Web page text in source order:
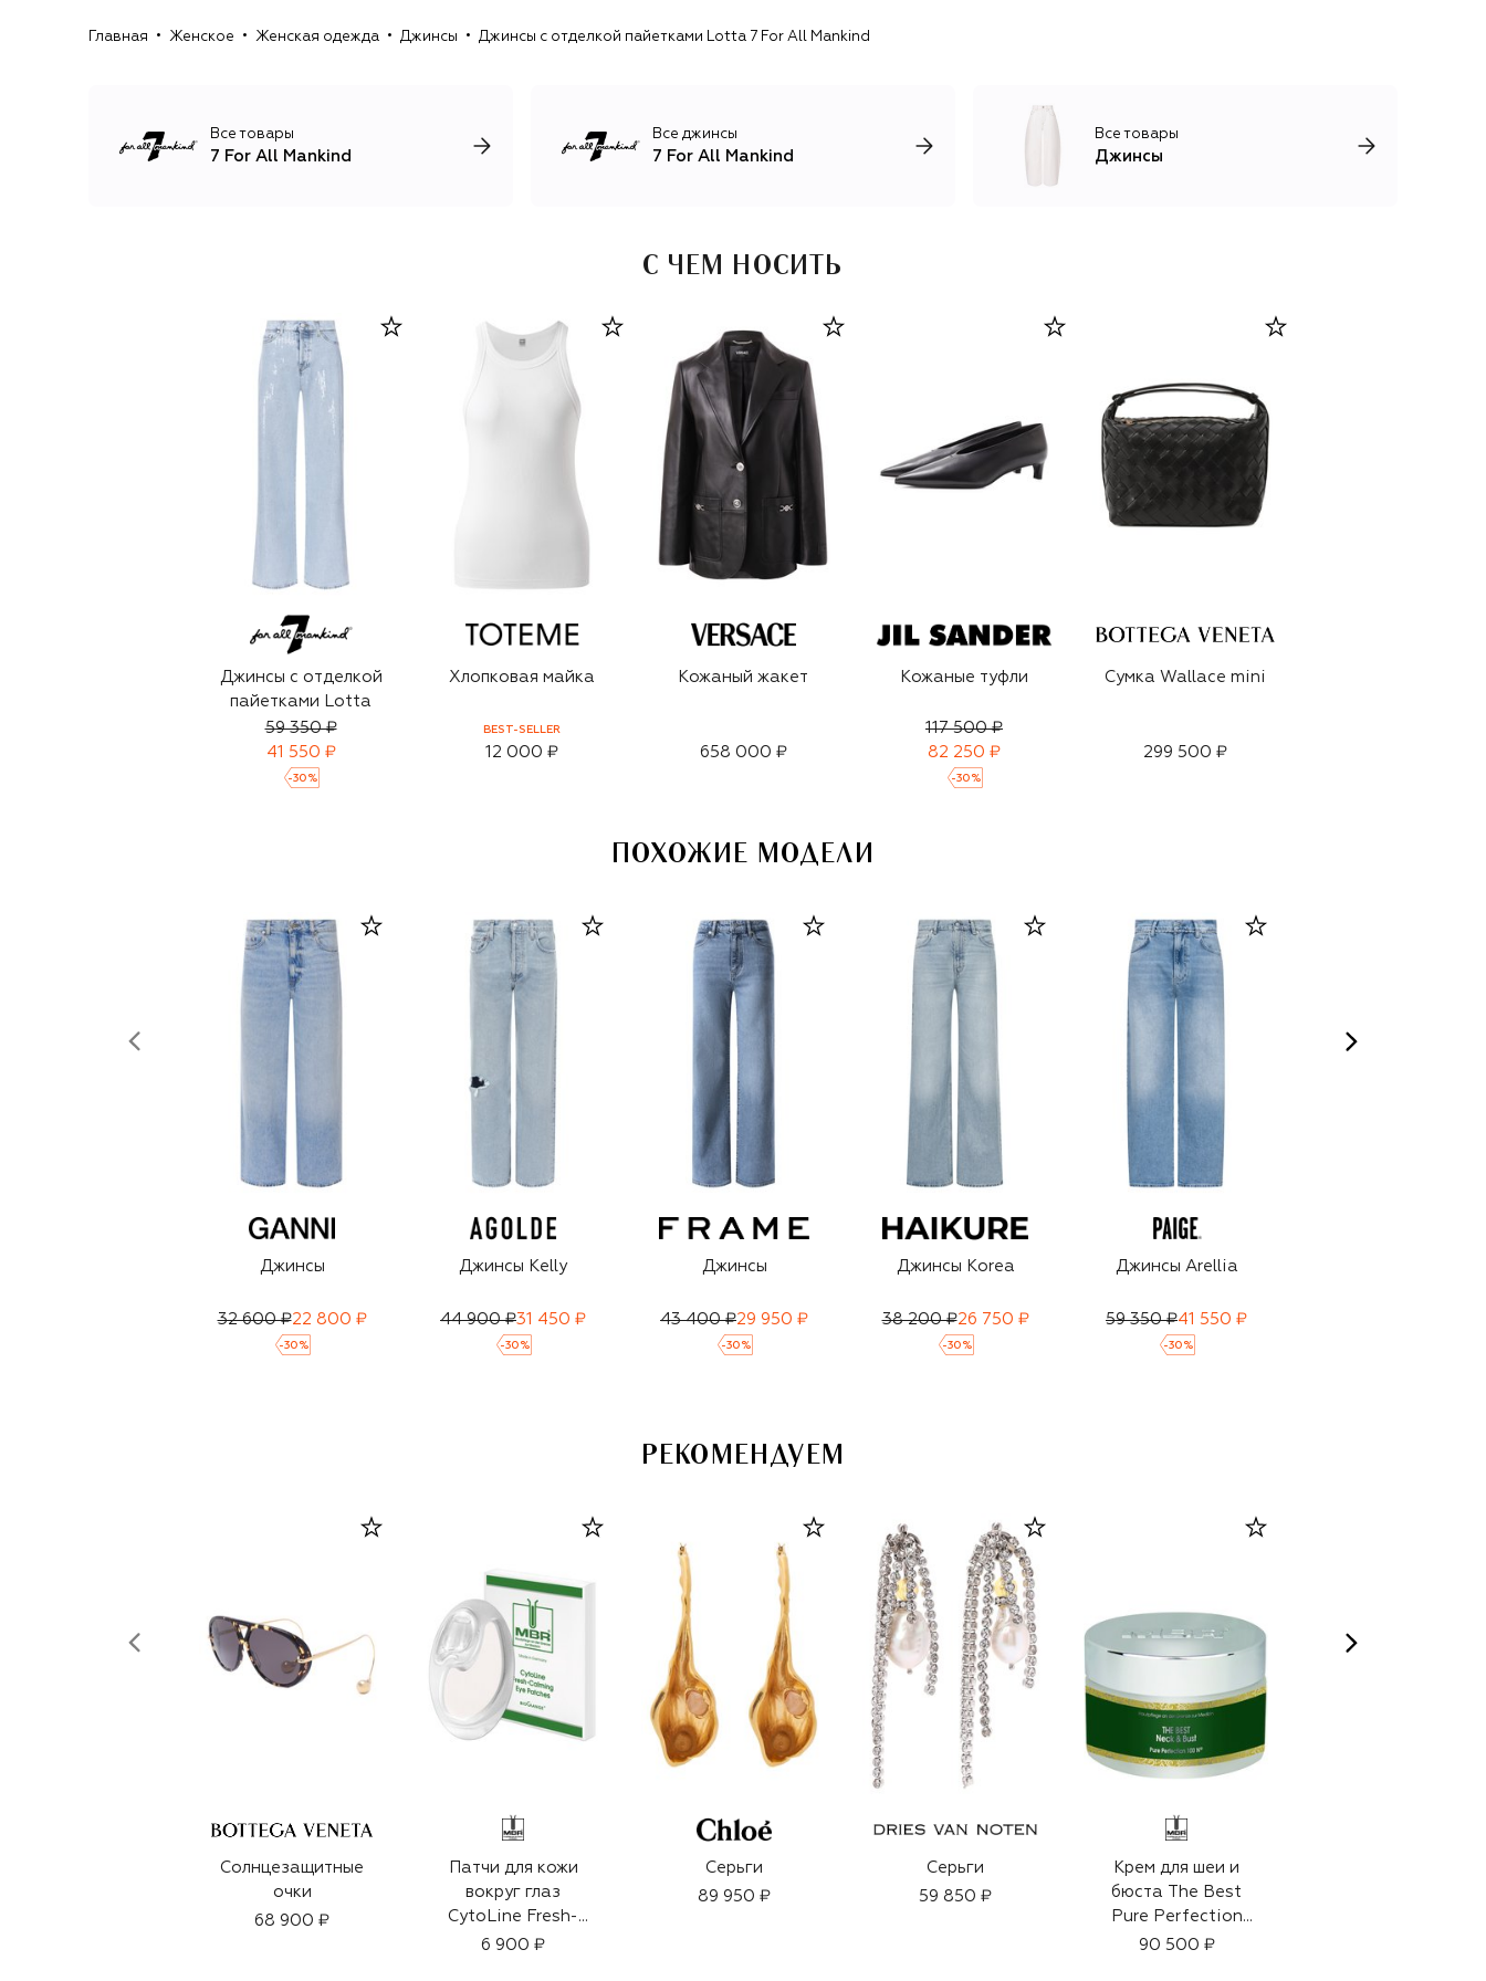
Главная Женское Женская одежда Джинсы Джинсы с отделкой пайетками Lotta 7 For All Mankind
Все товары
7 For All Mankind
Все джинсы
7 For All Mankind
Все товары
Джинсы
С ЧЕМ НОСИТЬ
Джинсы с отделкой
пайетками Lotta
59 350 ₽
41 550 ₽
-30 %
Хлопковая майка
BEST-SELLER
12 000 ₽
Кожаный жакет
658 000 ₽
Кожаные туфли
117 500 ₽
82 250 ₽
-30 %
Сумка Wallace mini
299 500 ₽
ПОХОЖИЕ МОДЕЛИ
Джинсы
32 600 ₽22 800 ₽
-30 %
Джинсы Kelly
44 900 ₽31 450 ₽
-30 %
Джинсы
43 400 ₽29 950 ₽
-30 %
Джинсы Korea
38 200 ₽26 750 ₽
-30 %
Джинсы Arellia
59 350 ₽41 550 ₽
-30 %
РЕКОМЕНДУЕМ
Солнцезащитные
очки
68 900 ₽
Патчи для кожи
вокруг глаз
CytoLine Fresh-
Calming (3.3ml)
6 900 ₽
Серьги
89 950 ₽
Серьги
59 850 ₽
Крем для шеи и
бюста The Best
Pure Perfection
100N (200ml)
90 500 ₽